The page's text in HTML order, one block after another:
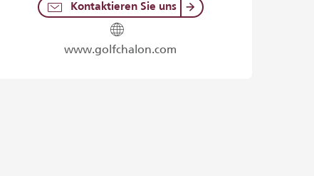
Kontaktieren Sie uns
www.golfchalon.com